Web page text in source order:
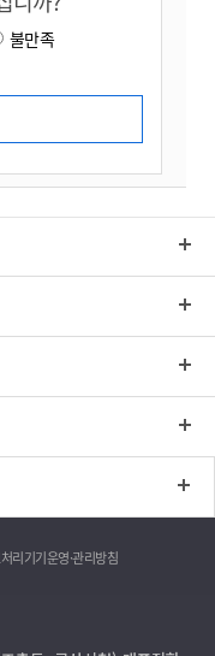
불만족
리기기운영·관리방침